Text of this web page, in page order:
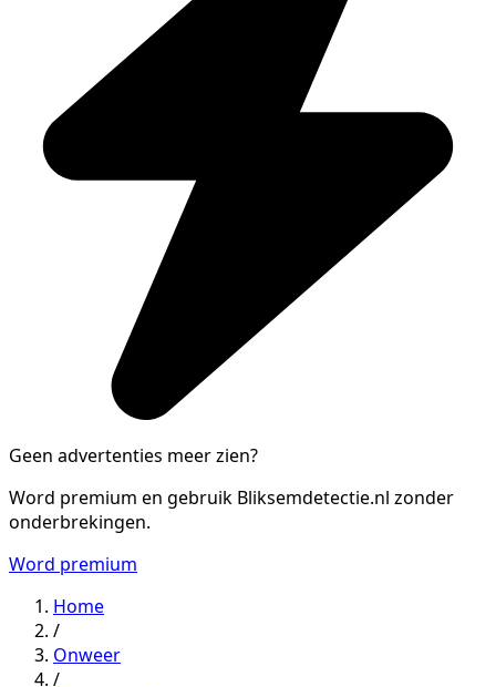
Geen advertenties meer zien?
Word premium en gebruik Bliksemdetectie.nl zonder
onderbrekingen.
Word premium
Home
/
Onweer
/